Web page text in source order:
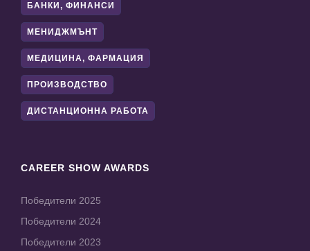
БАНКИ, ФИНАНСИ
МЕНИДЖМЪНТ
МЕДИЦИНА, ФАРМАЦИЯ
ПРОИЗВОДСТВО
ДИСТАНЦИОННА РАБОТА
CAREER SHOW AWARDS
Победители 2025
Победители 2024
Победители 2023